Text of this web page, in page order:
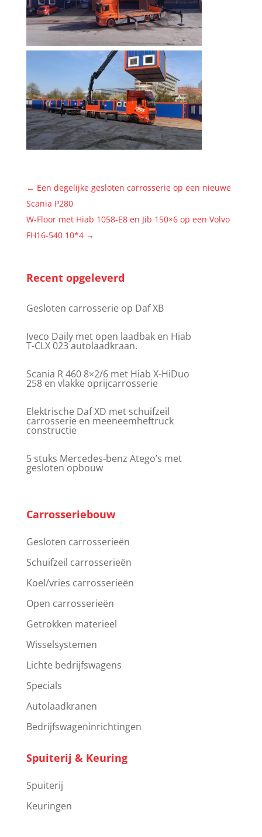
← Een degelijke gesloten carrosserie op een nieuwe
Scania P280
W-Floor met Hiab 1058-E8 en Jib 150×6 op een Volvo
FH16-540 10*4 →
Recent opgeleverd
Gesloten carrosserie op Daf XB
Iveco Daily met open laadbak en Hiab
T-CLX 023 autolaadkraan.
Scania R 460 8×2/6 met Hiab X-HiDuo
258 en vlakke oprijcarrosserie
Elektrische Daf XD met schuifzeil
carrosserie en meeneemheftruck
constructie
5 stuks Mercedes-benz Atego’s met
gesloten opbouw
Carrosseriebouw
Gesloten carrosserieën
Schuifzeil carrosserieën
Koel/vries carrosserieën
Open carrosserieën
Getrokken materieel
Wisselsystemen
Lichte bedrijfswagens
Specials
Autolaadkranen
Bedrijfswageninrichtingen
Spuiterij & Keuring
Spuiterij
Keuringen